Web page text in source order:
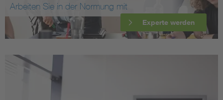
Arbeiten Sie in der Normung mit
Experte werden